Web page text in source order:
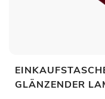
GLÄNZENDER